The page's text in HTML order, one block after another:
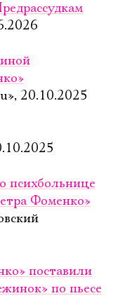
20.10.2025
психбольнице
Фоменко»
поставили
по пьесе